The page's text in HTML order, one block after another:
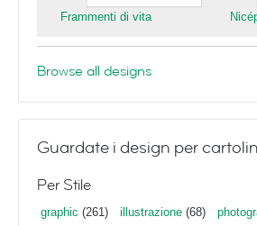
Frammenti di vita
Browse all designs
Guardate i design per
Per Stile
graphic (261) illustrazione (68)